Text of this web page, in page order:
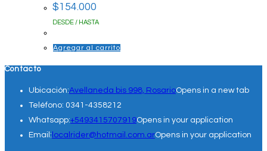
$154.000
DESDE / HASTA
Agregar al carrito
Contacto
Ubicación:Avellaneda bis 998, RosarioOpens in a new tab
Teléfono: 0341-4358212
Whatsapp:+5493415707919Opens in your application
Email: localrider@hotmail.com.arOpens in your application